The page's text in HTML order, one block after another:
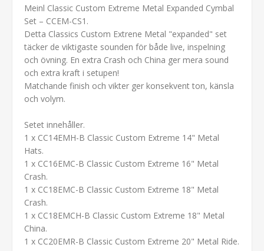
Meinl Classic Custom Extreme Metal Expanded Cymbal
Set – CCEM-CS1.
Detta Classics Custom Extrene Metal "expanded" set
täcker de viktigaste sounden för både live, inspelning
och övning. En extra Crash och China ger mera sound
och extra kraft i setupen!
Matchande finish och vikter ger konsekvent ton, känsla
och volym.
Setet innehåller.
1 x CC14EMH-B Classic Custom Extreme 14" Metal
Hats.
1 x CC16EMC-B Classic Custom Extreme 16" Metal
Crash.
1 x CC18EMC-B Classic Custom Extreme 18" Metal
Crash.
1 x CC18EMCH-B Classic Custom Extreme 18" Metal
China.
1 x CC20EMR-B Classic Custom Extreme 20" Metal Ride.